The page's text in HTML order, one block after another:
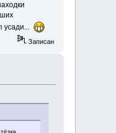
усади...
Записан